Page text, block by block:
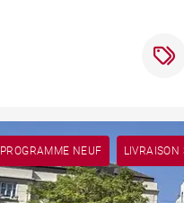
PROGRAMME NEUF